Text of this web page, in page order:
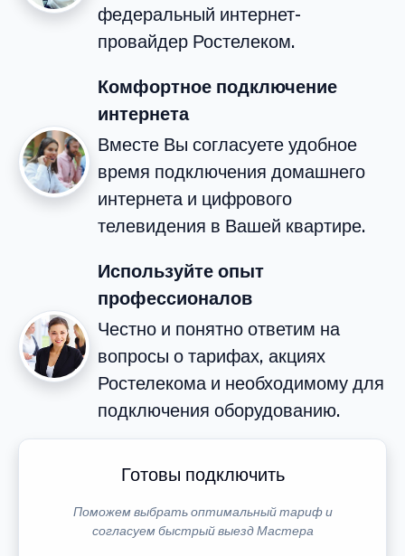
федеральный интернет-
провайдер Ростелеком.
Комфортное подключение
интернета
Вместе Вы согласуете удобное
время подключения домашнего
интернета и цифрового
телевидения в Вашей квартире.
Используйте опыт
профессионалов
Честно и понятно ответим на
вопросы о тарифах, акциях
Ростелекома и необходимому для
подключения оборудованию.
Готовы подключить
Поможем выбрать оптимальный тариф и
согласуем быстрый выезд Мастера